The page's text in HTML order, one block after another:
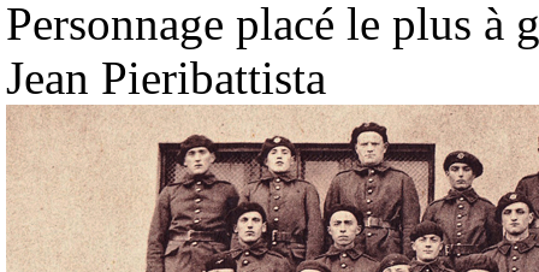
Personnage placé le plus à
Jean Pieribattista